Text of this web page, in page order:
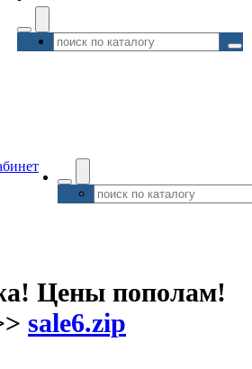
Цены пополам!
sale6.zip